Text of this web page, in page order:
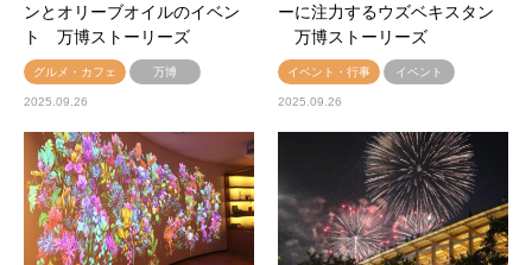
ンとオリーブオイルのイベン
ト 万博ストーリーズ
グルメ・カフェ 万博
2025.09.26
ーに注力するウズベキスタン
万博ストーリーズ
イベント・行事 イベント
2025.09.26